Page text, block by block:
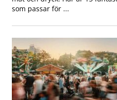
som passar för ...